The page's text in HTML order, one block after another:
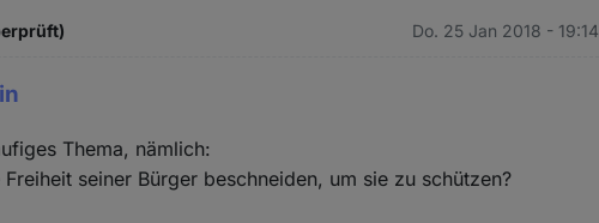
Do. 25 Jan 2018 - 19:14
Thema, nämlich:
seiner Bürger beschneiden, um sie zu schützen?